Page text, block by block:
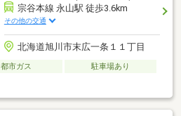
宗谷本線 永山駅 徒歩3.6km
その他の交通
北海道旭川市末広一条１１丁目
都市ガス
駐車場あり